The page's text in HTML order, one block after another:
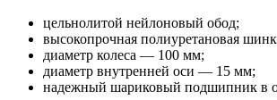
цельнолитой нейлоновый обод;
высокопрочная полиуретановая
диаметр колеса — 100 мм;
диаметр внутренней оси — 15 мм;
надежный шариковый подшипник в